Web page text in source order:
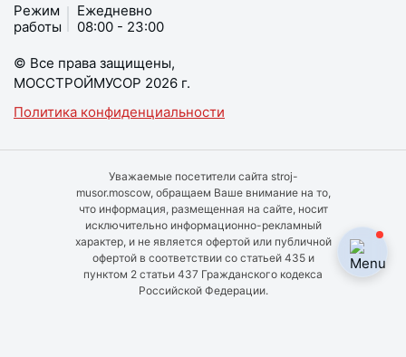
Режим
работы
Ежедневно
08:00 - 23:00
© Все права защищены,
МОССТРОЙМУСОР 2026 г.
Политика конфиденциальности
Уважаемые посетители сайта stroj-
musor.moscow, обращаем Ваше внимание на то,
что информация, размещенная на сайте, носит
исключительно информационно-рекламный
характер, и не является офертой или публичной
офертой в соответствии со статьей 435 и
пунктом 2 статьи 437 Гражданского кодекса
Российской Федерации.